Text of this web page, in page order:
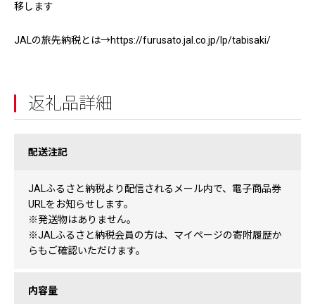
移します
JALの旅先納税とは→https://furusato.jal.co.jp/lp/tabisaki/
返礼品詳細
配送注記
JALふるさと納税より配信されるメール内で、電子商品券
URLをお知らせします。
※発送物はありません。
※JALふるさと納税会員の方は、マイページの寄附履歴か
らもご確認いただけます。
内容量